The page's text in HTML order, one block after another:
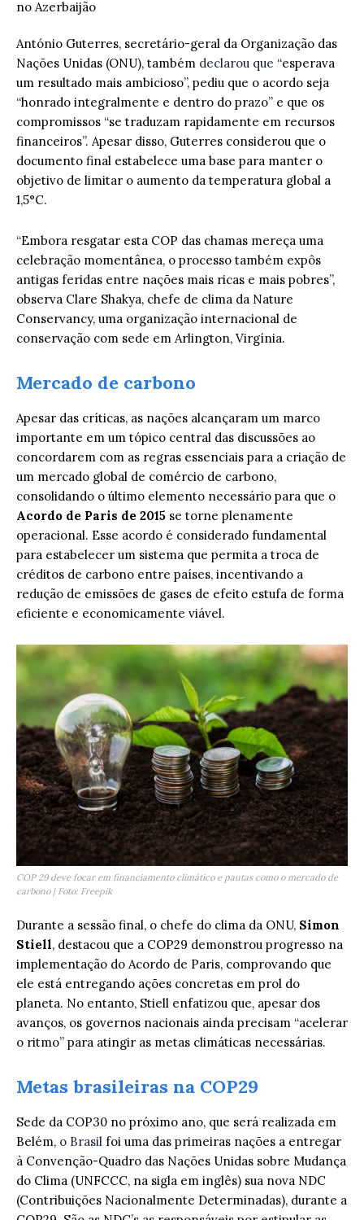
António Guterres, secretário-geral da Organização das
Nações Unidas (ONU), também declarou que “esperava
um resultado mais ambicioso”, pediu que o acordo seja
“honrado integralmente e dentro do prazo” e que os
compromissos “se traduzam rapidamente em recursos
financeiros”. Apesar disso, Guterres considerou que o
documento final estabelece uma base para manter o
objetivo de limitar o aumento da temperatura global a
1,5°C.
“Embora resgatar esta COP das chamas mereça uma
celebração momentânea, o processo também expôs
antigas feridas entre nações mais ricas e mais pobres”,
observa Clare Shakya, chefe de clima da Nature
Conservancy, uma organização internacional de
conservação com sede em Arlington, Virgínia.
Mercado de carbono
Apesar das críticas, as nações alcançaram um marco
importante em um tópico central das discussões ao
concordarem com as regras essenciais para a criação de
um mercado global de comércio de carbono,
consolidando o último elemento necessário para que o
Acordo de Paris de 2015 se torne plenamente
operacional. Esse acordo é considerado fundamental
para estabelecer um sistema que permita a troca de
créditos de carbono entre países, incentivando a
redução de emissões de gases de efeito estufa de forma
eficiente e economicamente viável.
COP 29 deve focar em financiamento climático e pautas como o mercado de
carbono | Foto: Freepik
Durante a sessão final, o chefe do clima da ONU, Simon
Stiell, destacou que a COP29 demonstrou progresso na
implementação do Acordo de Paris, comprovando que
ele está entregando ações concretas em prol do
planeta. No entanto, Stiell enfatizou que, apesar dos
avanços, os governos nacionais ainda precisam “acelerar
o ritmo” para atingir as metas climáticas necessárias.
Metas brasileiras na COP29
Sede da COP30 no próximo ano, que será realizada em
Belém, o Brasil foi uma das primeiras nações a entregar
à Convenção-Quadro das Nações Unidas sobre Mudança
do Clima (UNFCCC, na sigla em inglês) sua nova NDC
(Contribuições Nacionalmente Determinadas), durante a